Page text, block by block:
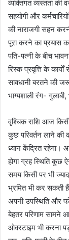
व्यक्तिगत व्यस्तता
सहयोगी और
की नाराजगी सहन
पूरा करने का प्रयास
पति-पत्नी के बीच
रिस्क प्रवृत्ति के
सावधानी बरतने की
भाग्यशाली रंग-
वृश्चिक राशि आज
कुछ परिवर्तन लाने
ध्यान केंद्रित रहेगा।
होगा ग्रह स्थिति
समय किसी पर भी
भ्रमित भी कर सकती
अपनी उपस्थिति और
बेहतर परिणाम सामने
ओवरटाइम भी करना